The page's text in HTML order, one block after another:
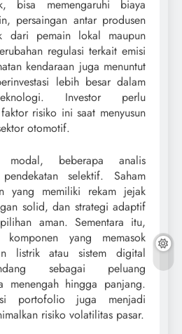
bisa memengaruhi biaya
persaingan antar produsen
dari pemain lokal maupun
regulasi terkait emisi
kendaraan juga menuntut
lebih besar dalam
Investor perlu
risiko ini saat menyusun
otomotif.
beberapa analis
pendekatan selektif. Saham
yang memiliki rekam jejak
solid, dan strategi adaptif
aman. Sementara itu,
komponen yang memasok
listrik atau sistem digital
sebagai peluang
menengah hingga panjang.
portofolio juga menjadi
risiko volatilitas pasar.